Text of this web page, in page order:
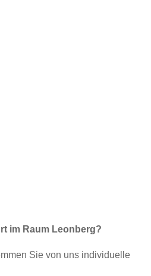
im Raum Leonberg?
Sie von uns individuelle